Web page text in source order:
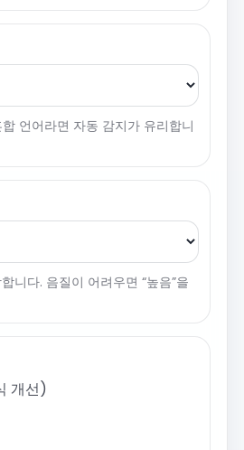
언어라면 자동 감지가 유리합니
니다. 음질이 어려우면 “높음”을
개선)